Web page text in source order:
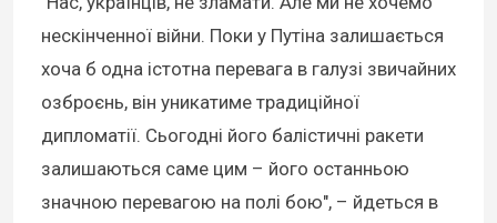
нескінченної війни. Поки у Путіна залишається
хоча б одна істотна перевага в галузі звичайних
озброєнь, він уникатиме традиційної
дипломатії. Сьогодні його балістичні ракети
залишаються саме цим – його останньою
значною перевагою на полі бою", – йдеться в